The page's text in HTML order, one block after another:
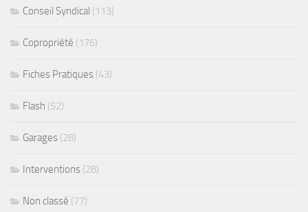
Conseil Syndical (113)
Copropriété (176)
Fiches Pratiques (43)
Flash (52)
Garages (28)
Interventions (28)
Non classé (77)